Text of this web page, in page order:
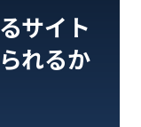
サイト
れるか